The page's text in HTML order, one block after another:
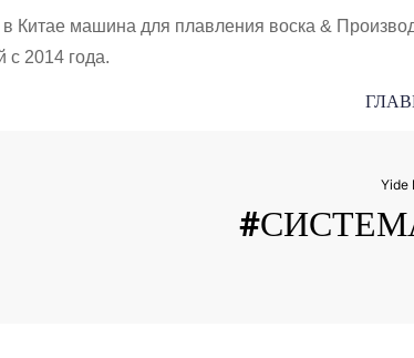
Китае машина для плавления воска &
с 2014 года.
Yide